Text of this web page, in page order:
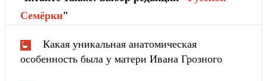
Cемёрки"
Какая уникальная анатомическая
особенность была у матери Ивана Грозного